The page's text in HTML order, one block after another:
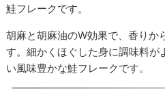
鮭フレークです。
胡麻と胡麻油のW効果で、香りか
す。細かくほぐした身に調味料が
い風味豊かな鮭フレークです。